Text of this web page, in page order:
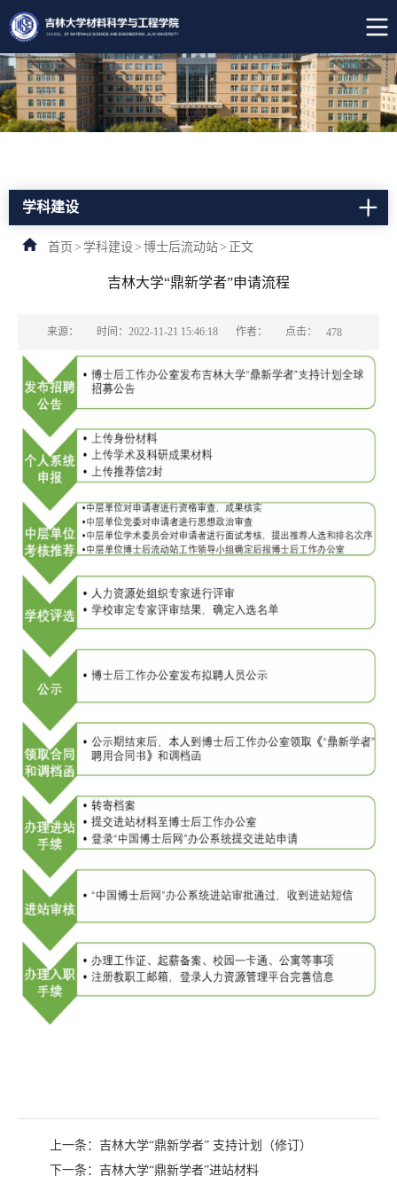
学科建设
首页 > 学科建设> 博士后流动站> 正文
吉林大学“鼎新学者”申请流程
来源： 时间：2022-11-21 15:46:18 作者： 点击： 478
上一条： 吉林大学“鼎新学者” 支持计划（修订）
下一条： 吉林大学“鼎新学者”进站材料